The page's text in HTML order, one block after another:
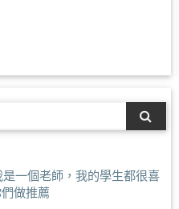
一個老師，我的學生都很喜
做推薦